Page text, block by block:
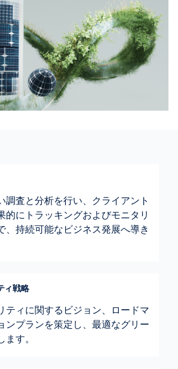
調査と分析を行い、クライアント
的にトラッキングおよびモニタリ
、持続可能なビジネス発展へ導き
ィ戦略
ティに関するビジョン、ロードマ
ンプランを策定し、最適なグリー
す。